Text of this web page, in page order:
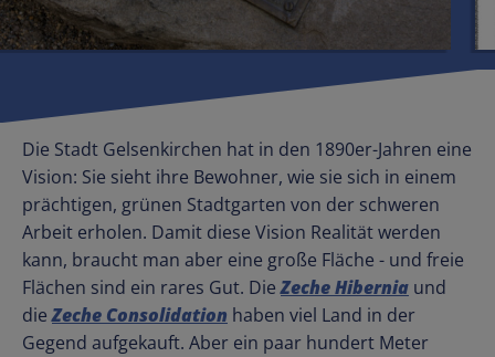
Die Stadt Gelsenkirchen hat in den 1890er-Jahren eine
Vision: Sie sieht ihre Bewohner, wie sie sich in einem
prächtigen, grünen Stadtgarten von der schweren
Arbeit erholen. Damit diese Vision Realität werden
kann, braucht man aber eine große Fläche - und freie
Flächen sind ein rares Gut. DieZeche Hibernia und
dieZeche Consolidation haben viel Land in der
Gegend aufgekauft. Aber ein paar hundert Meter